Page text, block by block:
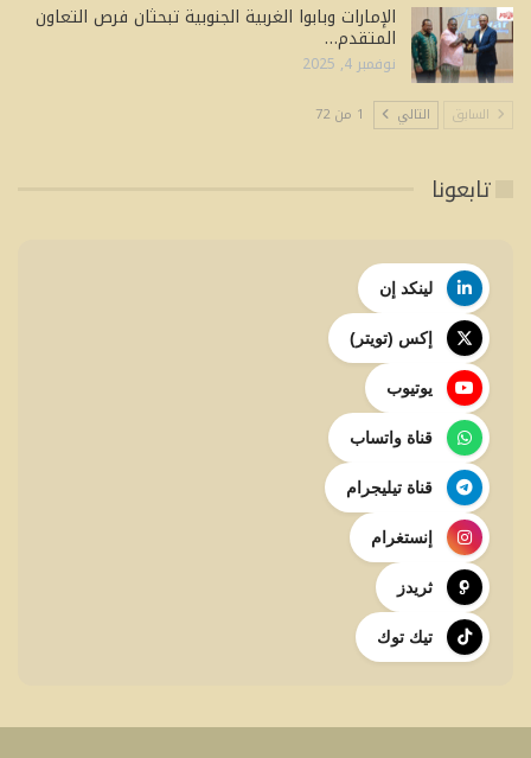
الإمارات وبابوا الغربية الجنوبية تبحثان فرص التعاون
المتقدم…
نوفمبر 4, 2025
السابق التالي 1 من 72
تابعونا
لينكد إن
إكس (تويتر)
يوتيوب
قناة واتساب
قناة تيليجرام
إنستغرام
ثريدز
تيك توك